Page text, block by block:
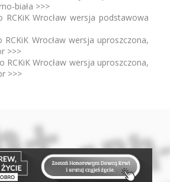
biała >>>
RCKiK Wrocław wersja podstawowa
RCKiK Wrocław wersja uproszczona,
>>>
RCKiK Wrocław wersja uproszczona,
>>>